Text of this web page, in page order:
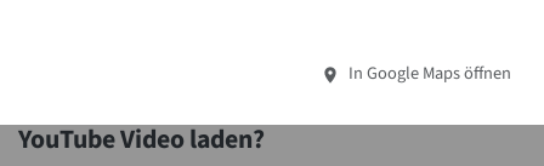
In Google Maps öffnen
YouTube Video laden?